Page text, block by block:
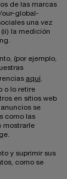
de las marcas
our-global-
una vez
la medición
(por ejemplo,
aquí
o lo retire
en sitios web
se
como las
mostrarle
y suprimir sus
como se